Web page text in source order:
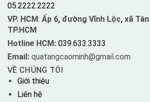
05.2222.2222
VP. HCM: Ấp 6, đường Vĩnh Lộc, xã
TP.HCM
Hotline HCM: 039.633.3333
Email: quatangcaominh@gmail.com
VỀ CHÚNG TÔI
Giới thiệu
Liên hệ